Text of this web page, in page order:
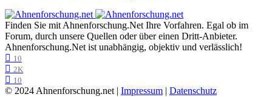
Finden Sie mit Ahnenforschung.Net Ihre Vorfahren. Egal ob im
Forum, durch unsere Quellen oder über einen Dritt-Anbieter.
Ahnenforschung.Net ist unabhängig, objektiv und verlässlich!
10
2K
10
© 2024 Ahnenforschung.net | Impressum | Datenschutz